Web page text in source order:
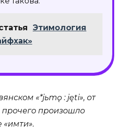
Этимология
«*jьmǫ : jęti», от
прочего произошло